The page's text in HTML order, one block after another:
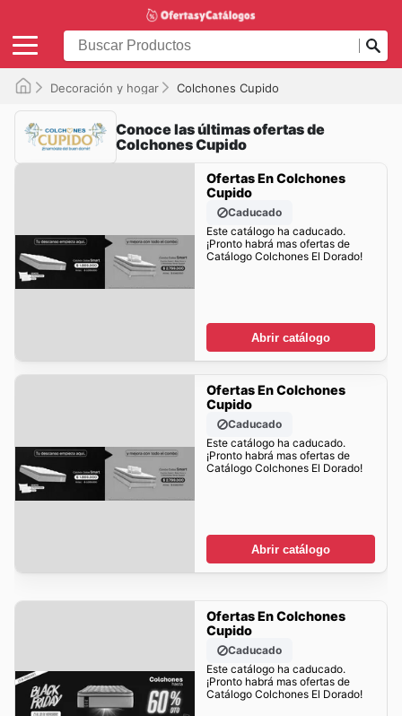
Decoración y hogar Colchones Cupido
Conoce las últimas ofertas de
Colchones Cupido
Ofertas En Colchones
Cupido
Caducado
Este catálogo ha caducado.
¡Pronto habrá mas ofertas de
Catálogo Colchones El Dorado!
Abrir catálogo
Ofertas En Colchones
Cupido
Caducado
Este catálogo ha caducado.
¡Pronto habrá mas ofertas de
Catálogo Colchones El Dorado!
Abrir catálogo
Ofertas En Colchones
Cupido
Caducado
Este catálogo ha caducado.
¡Pronto habrá mas ofertas de
Catálogo Colchones El Dorado!